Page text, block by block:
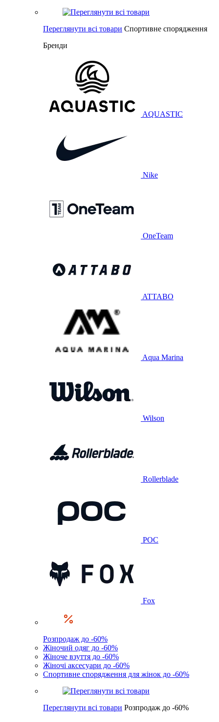
Переглянути всі товари Спортивне спорядження
Бренди
AQUASTIC
Nike
OneTeam
ATTABO
Aqua Marina
Wilson
Rollerblade
POC
Fox
Розпродаж до -60%
Жіночий одяг до -60%
Жіноче взуття до -60%
Жіночі аксесуари до -60%
Спортивне спорядження для жінок до -60%
Переглянути всі товари Розпродаж до -60%